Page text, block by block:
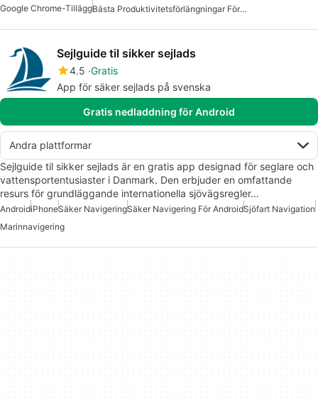
Google Chrome-Tillägg
Bästa Produktivitetsförlängningar För Chrome
Sejlguide til sikker sejlads
4.5 Gratis
App för säker sejlads på svenska
Gratis nedladdning för Android
Andra plattformar
Sejlguide til sikker sejlads är en gratis app designad för seglare och
vattensportentusiaster i Danmark. Den erbjuder en omfattande
resurs för grundläggande internationella sjövägsregler…
AndroidiPhoneSäker NavigeringSäker Navigering För AndroidSjöfart Navigation
Marinnavigering